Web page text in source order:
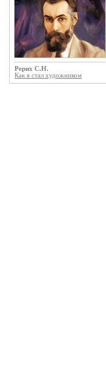
Рерих С.Н.
Как я стал художником